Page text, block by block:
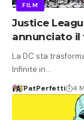
FILM
Justice
annunciato il
La DC sta
Infinite in…
PatPerfetti 4